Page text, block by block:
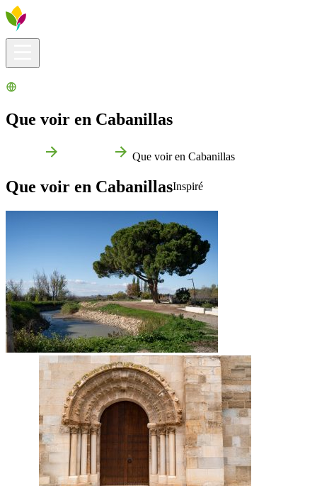
Que voir en Cabanillas
Que voir en Cabanillas
Que voir en CabanillasInspiré